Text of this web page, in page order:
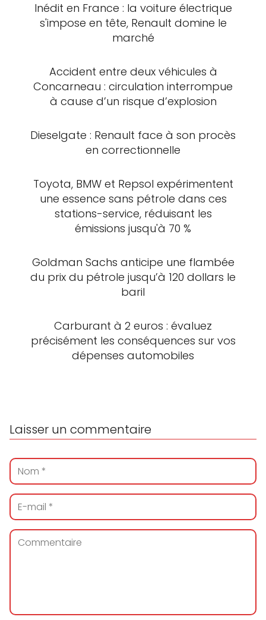
Inédit en France : la voiture électrique
s'impose en tête, Renault domine le
marché
Accident entre deux véhicules à
Concarneau : circulation interrompue
à cause d’un risque d’explosion
Dieselgate : Renault face à son procès
en correctionnelle
Toyota, BMW et Repsol expérimentent
une essence sans pétrole dans ces
stations-service, réduisant les
émissions jusqu'à 70 %
Goldman Sachs anticipe une flambée
du prix du pétrole jusqu’à 120 dollars le
baril
Carburant à 2 euros : évaluez
précisément les conséquences sur vos
dépenses automobiles
Laisser un commentaire